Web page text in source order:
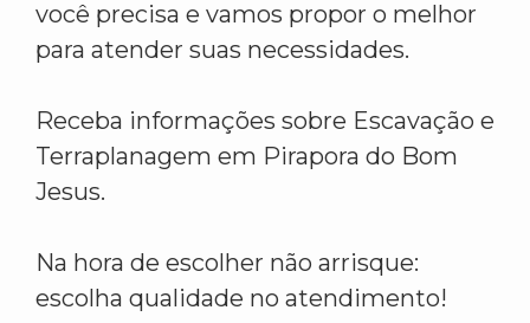
você precisa e vamos propor o melhor
para atender suas necessidades.
Receba informações sobre Escavação e
Terraplanagem em Pirapora do Bom
Jesus.
Na hora de escolher não arrisque:
escolha qualidade no atendimento!